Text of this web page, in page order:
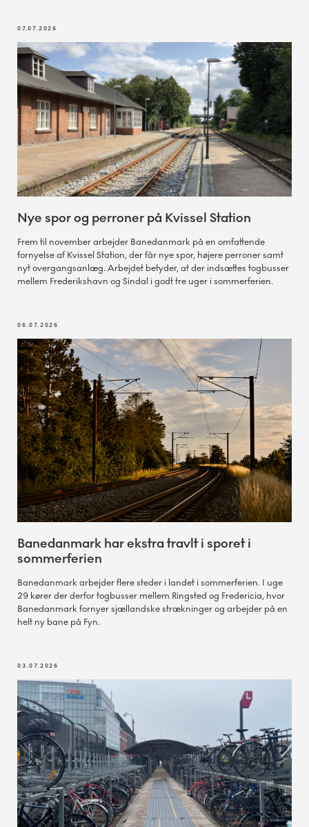
07.07.2026
Nye spor og perroner på Kvissel Station
Frem til november arbejder Banedanmark på en omfattende
fornyelse af Kvissel Station, der får nye spor, højere perroner samt
nyt overgangsanlæg. Arbejdet betyder, at der indsættes togbusser
mellem Frederikshavn og Sindal i godt tre uger i sommerferien.
06.07.2026
Banedanmark har ekstra travlt i sporet i
sommerferien
Banedanmark arbejder flere steder i landet i sommerferien. I uge
29 kører der derfor togbusser mellem Ringsted og Fredericia, hvor
Banedanmark fornyer sjællandske strækninger og arbejder på en
helt ny bane på Fyn.
03.07.2026